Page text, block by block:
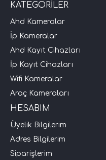
KATEGORİLER
Ahd Kameralar
İp Kameralar
Ahd Kayıt Cihazları
İp Kayıt Cihazları
Wifi Kameralar
Araç Kameraları
HESABIM
Üyelik Bilgilerim
Adres Bilgilerim
Siparişlerim